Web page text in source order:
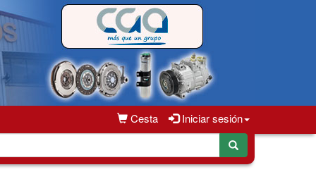
Cesta Iniciar sesión